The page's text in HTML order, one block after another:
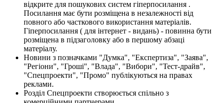
відкрите для пошукових систем гіперпосилання .
Посилання має бути розміщена в незалежності від
повного або часткового використання матеріалів.
Гіперпосилання ( для інтернет - видань) - повинна бути
розміщена в підзаголовку або в першому абзаці
матеріалу.
Новини з позначками "Думка", "Експертиза", "Заява",
"Регіони", "Гроші", "Влада", "Вибори", "Тест-драйв",
"Спецпроекти", "Промо" публікуються на правах
реклами.
Розділ Спецпроекти створюється спільно з